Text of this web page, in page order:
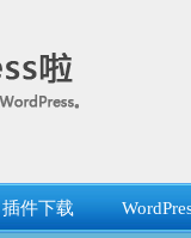
插件下载